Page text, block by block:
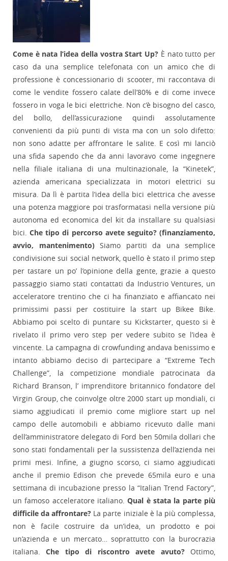
Come è nata l’idea della vostra Start Up? È nato tutto per
caso da una semplice telefonata con un amico che di
professione è concessionario di scooter, mi raccontava di
come le vendite fossero calate dell’80% e di come invece
fossero in voga le bici elettriche. Non c’è bisogno del casco,
del bollo, dell’assicurazione quindi assolutamente
convenienti da più punti di vista ma con un solo difetto:
non sono adatte per affrontare le salite. E così mi lanciò
una sfida sapendo che da anni lavoravo come ingegnere
nella filiale italiana di una multinazionale, la “Kinetek”,
azienda americana specializzata in motori elettrici su
misura. Da lì è partita l’idea della bici elettrica che avesse
una potenza maggiore poi trasformatasi nella versione più
autonoma ed economica del kit da installare su qualsiasi
bici.Che tipo di percorso avete seguito? (finanziamento,
avvio, mantenimento)Siamo partiti da una semplice
condivisione sui social network, quello è stato il primo step
per tastare un po’ l’opinione della gente, grazie a questo
passaggio siamo stati contattati da Industrio Ventures, un
acceleratore trentino che ci ha finanziato e affiancato nei
primissimi passi per costituire la start up Bikee Bike.
Abbiamo poi scelto di puntare su Kickstarter, questo si è
rivelato il primo vero step per vedere subito se l’idea è
vincente. La campagna di crowfunding andava benissimo e
intanto abbiamo deciso di partecipare a “Extreme Tech
Challenge”, la competizione mondiale patrocinata da
Richard Branson, l’ imprenditore britannico fondatore del
Virgin Group, che coinvolge oltre 2000 start up mondiali, ci
siamo aggiudicati il premio come migliore start up nel
campo delle automobili e abbiamo ricevuto dalle mani
dell’amministratore delegato di Ford ben 50mila dollari che
sono stati fondamentali per la sussistenza dell’azienda nei
primi mesi. Infine, a giugno scorso, ci siamo aggiudicati
anche il premio Edison che prevede 65mila euro e una
settimana di incubazione presso la “Italian Trend Factory”,
un famoso acceleratore italiano.Qual è stata la parte più
difficile da affrontare? La parte iniziale è la più complessa,
non è facile costruire da un’idea, un prodotto e poi
un’azienda e un mercato… soprattutto con la burocrazia
italiana.Che tipo di riscontro avete avuto?Ottimo,